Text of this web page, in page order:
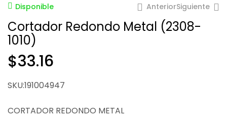
Disponible AnteriorSiguiente
Cortador Redondo Metal (2308-
1010)
$33.16
SKU:191004947
CORTADOR REDONDO METAL